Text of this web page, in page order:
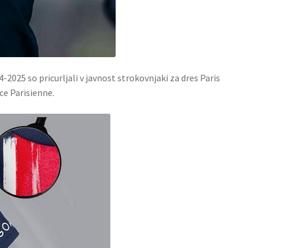
2025 so pricurljali v javnost strokovnjaki za dres Paris
Parisienne.